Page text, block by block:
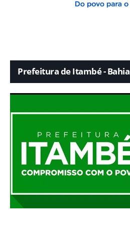
Prefeitura de Itambé - Bahia